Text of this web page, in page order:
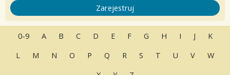
Zarejestruj
0-9 A B C D E F G H I J
K
L
M N O P Q R S T U V
W